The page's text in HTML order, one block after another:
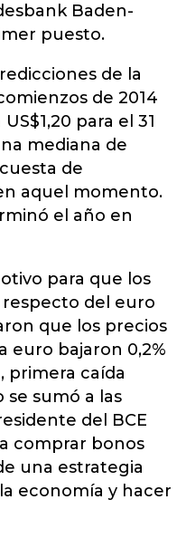
Baden-
puesto.
de la
de 2014
para el 31
mediana de
de
aquel momento.
el año en
para que los
respecto del euro
que los precios
euro bajaron 0,2%
primera caída
se sumó a las
del BCE
comprar bonos
una estrategia
economía y hacer